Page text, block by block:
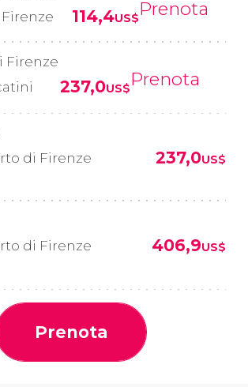
114,4US$Prenota
Firenze
237,0US$Prenota
di Firenze
237,0US$
di Firenze
406,9US$
Prenota